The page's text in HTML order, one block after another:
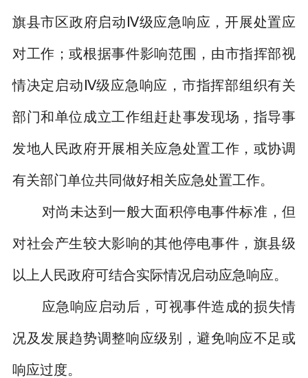
旗县市区政府启动Ⅳ级应急响应，开展处置应
对工作；或根据事件影响范围，由市指挥部视
情决定启动Ⅳ级应急响应，市指挥部组织有关
部门和单位成立工作组赶赴事发现场，指导事
发地人民政府开展相关应急处置工作，或协调
有关部门单位共同做好相关应急处置工作。
对尚未达到一般大面积停电事件标准，但
对社会产生较大影响的其他停电事件，旗县级
以上人民政府可结合实际情况启动应急响应。
应急响应启动后，可视事件造成的损失情
况及发展趋势调整响应级别，避免响应不足或
响应过度。